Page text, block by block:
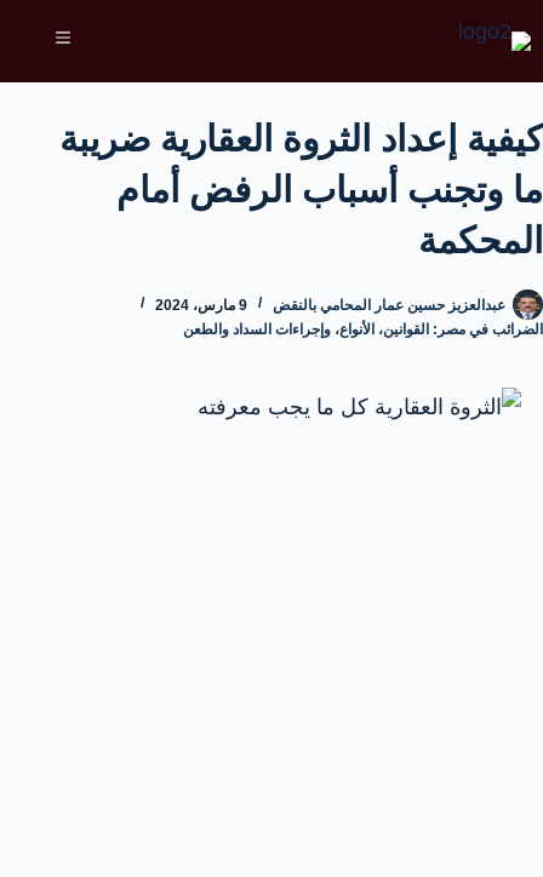
كيفية إعداد الثروة العقارية ضريبة
ما وتجنب أسباب الرفض أمام
المحكمة
عبدالعزيز حسين عمار المحامي بالنقض
9 مارس، 2024
الضرائب في مصر: القوانين، الأنواع، وإجراءات السداد والطعن